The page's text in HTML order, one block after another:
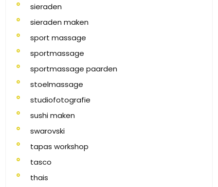
sieraden
sieraden maken
sport massage
sportmassage
sportmassage paarden
stoelmassage
studiofotografie
sushi maken
swarovski
tapas workshop
tasco
thais